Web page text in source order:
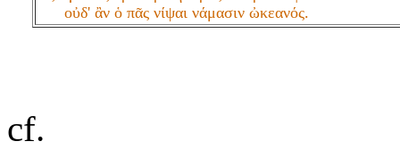
οὐδ' ἂν ὁ πᾶς νίψαι νάμασιν ὠκεανός.
cf.